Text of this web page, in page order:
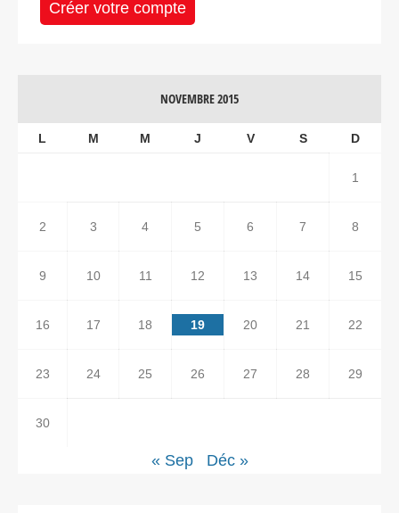
Créer votre compte
NOVEMBRE 2015
L M M J V S D
1
2 3 4 5 6 7 8
9 10 11 12 13 14 15
16 17 18 19 20 21 22
23 24 25 26 27 28 29
30
« Sep Déc »